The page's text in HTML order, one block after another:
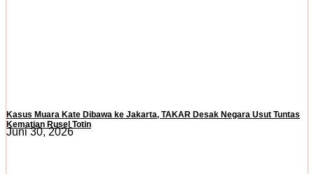
Kasus Muara Kate Dibawa ke Jakarta, TAKAR Desak Negara Usut Tuntas
Kematian Rusel Totin
Juni 30, 2026